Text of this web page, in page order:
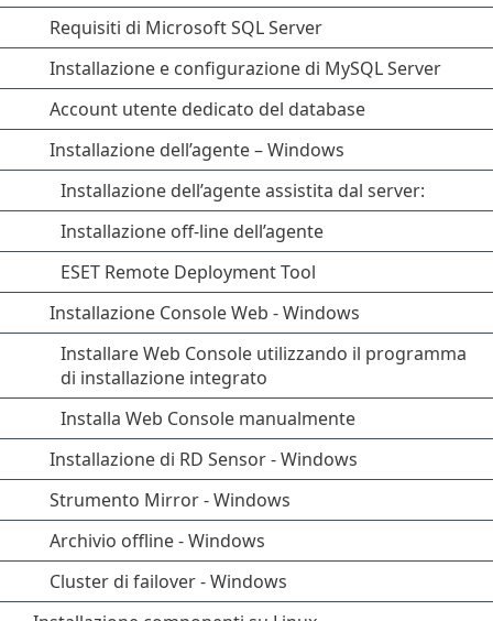
Requisiti di Microsoft SQL Server
Installazione e configurazione di MySQL Server
Account utente dedicato del database
Installazione dell’agente – Windows
Installazione dell’agente assistita dal server:
Installazione off-line dell’agente
ESET Remote Deployment Tool
Installazione Console Web - Windows
Installare Web Console utilizzando il programma
di installazione integrato
Installa Web Console manualmente
Installazione di RD Sensor - Windows
Strumento Mirror - Windows
Archivio offline - Windows
Cluster di failover - Windows